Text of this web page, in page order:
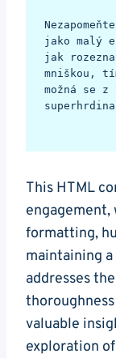
jako malý
jak
mniškou,
možná se
This HTML
formatting,
maintaining
addresses
valuable
exploration